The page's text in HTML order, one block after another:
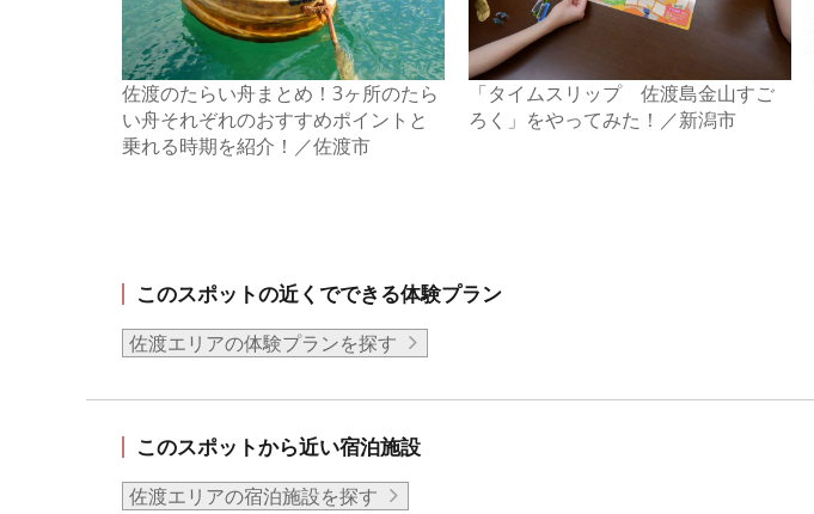
佐渡のたらい舟まとめ！3ヶ所のたら
い舟それぞれのおすすめポイントと
乗れる時期を紹介！／佐渡市
「タイムスリップ 佐渡島金山すご
ろく」をやってみた！／新潟市
このスポットの近くでできる体験プラン
佐渡エリアの体験プランを探す
このスポットから近い宿泊施設
佐渡エリアの宿泊施設を探す